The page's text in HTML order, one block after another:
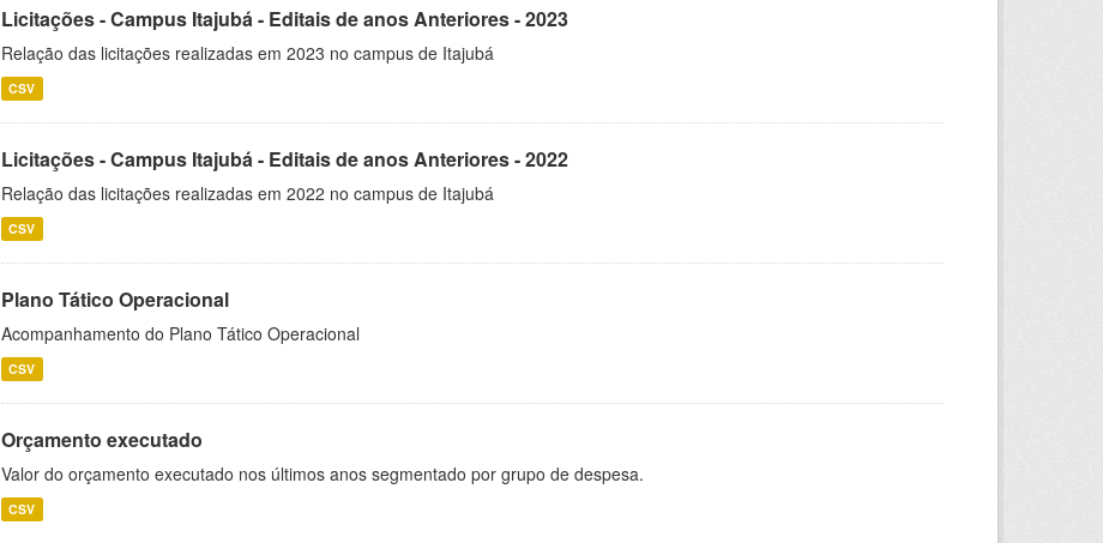
Licitações - Campus Itajubá - Editais de anos Anteriores - 2023
Relação das licitações realizadas em 2023 no campus de Itajubá
CSV
Licitações - Campus Itajubá - Editais de anos Anteriores - 2022
Relação das licitações realizadas em 2022 no campus de Itajubá
CSV
Plano Tático Operacional
Acompanhamento do Plano Tático Operacional
CSV
Orçamento executado
Valor do orçamento executado nos últimos anos segmentado por grupo de despesa.
CSV